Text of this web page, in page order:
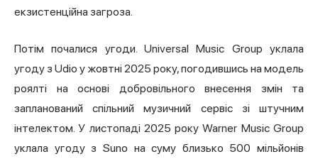
екзистенційна загроза.
Потім почалися угоди. Universal Music Group уклала
угоду з Udio у жовтні 2025 року, погодившись на модель
роялті на основі добровільного внесення змін та
запланований спільний музичний сервіс зі штучним
інтелектом. У листопаді 2025 року Warner Music Group
уклала угоду з Suno на суму близько 500 мільйонів